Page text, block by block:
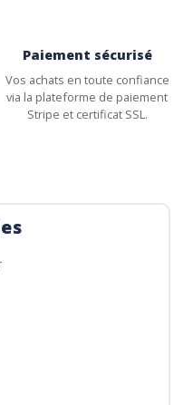
Paiement sécurisé
Vos achats en toute confiance
via la plateforme de paiement
Stripe et certificat SSL.